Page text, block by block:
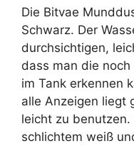
Die Bitvae
Schwarz. Der
durchsichtigen,
dass man die
im Tank erkennen
alle Anzeigen liegt
leicht zu benutzen.
schlichtem weiß